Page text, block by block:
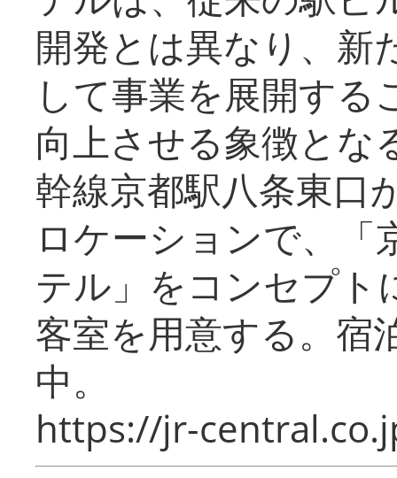
開発とは異なり、新
して事業を展開する
向上させる象徴とな
幹線京都駅八条東口
ロケーションで、「
テル」をコンセプト
客室を用意する。宿
中。
https://jr-